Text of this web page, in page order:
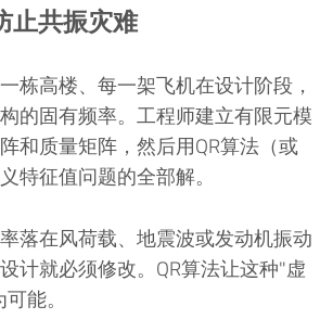
止共振灾难
栋高楼、每一架飞机在设计阶段，
的固有频率。工程师建立有限元模
和质量矩阵，然后用QR算法（或
特征值问题的全部解。
落在风荷载、地震波或发动机振动
计就必须修改。QR算法让这种"虚
能。